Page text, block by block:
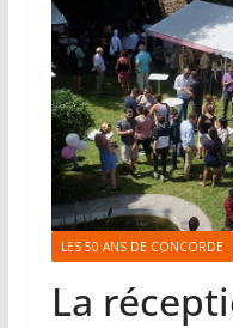
LES 50 ANS DE CONCORDE
La